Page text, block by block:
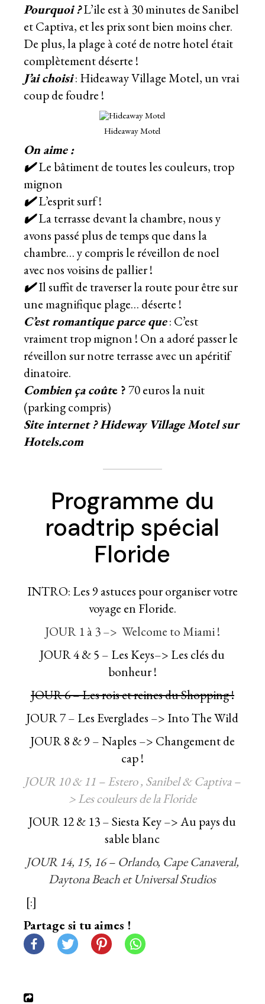
Pourquoi ?L’ile est à 30 minutes de Sanibel
et Captiva, et les prix sont bien moins cher.
De plus, la plage à coté de notre hotel était
complètement déserte !
J’ai choisi: Hideaway Village Motel, un vrai
coup de foudre !
Hideaway Motel
On aime :
✔️ Le bâtiment de toutes les couleurs, trop
mignon
✔️ L’esprit surf !
✔️ La terrasse devant la chambre, nous y
avons passé plus de temps que dans la
chambre… y compris le réveillon de noel
avec nos voisins de pallier !
✔️Il suffit de traverser la route pour être sur
une magnifique plage… déserte !
C’est romantique parce que: C’est
vraiment trop mignon ! On a adoré passer le
réveillon sur notre terrasse avec un apéritif
dinatoire.
Combien ça coûte ?70 euros la nuit
(parking compris)
Site internet ? Hideway Village Motel sur
Hotels.com
Programme du
roadtrip spécial
Floride
INTRO: Les 9 astuces pour organiser votre
voyage en Floride.
JOUR 1 à 3 –> Welcome to Miami !
JOUR 4 & 5 – Les Keys–> Les clés du
bonheur !
JOUR 6 – Les rois et reines du Shopping !
JOUR 7 – Les Everglades –> Into The Wild
JOUR 8 & 9 – Naples –> Changement de
cap !
JOUR 10 & 11 – Estero , Sanibel & Captiva –
> Les couleurs de la Floride
JOUR 12 & 13 – Siesta Key –> Au pays du
sable blanc
JOUR 14, 15, 16 – Orlando, Cape Canaveral,
Daytona Beach et Universal Studios
[:]
Partage si tu aimes !